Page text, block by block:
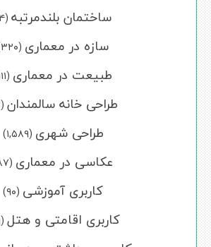
ساختمان بلندمرتبه (۴)
سازه در معماری (۳۲۰)
طبیعت در معماری (۱۱۱)
طراحی خانه سالمندان (۱۲)
طراحی شهری (۱,۵۸۹)
عکاسی در معماری (۸۷)
کاربری آموزشی (۹۰)
کاربری اقامتی و هتل (۴۹)